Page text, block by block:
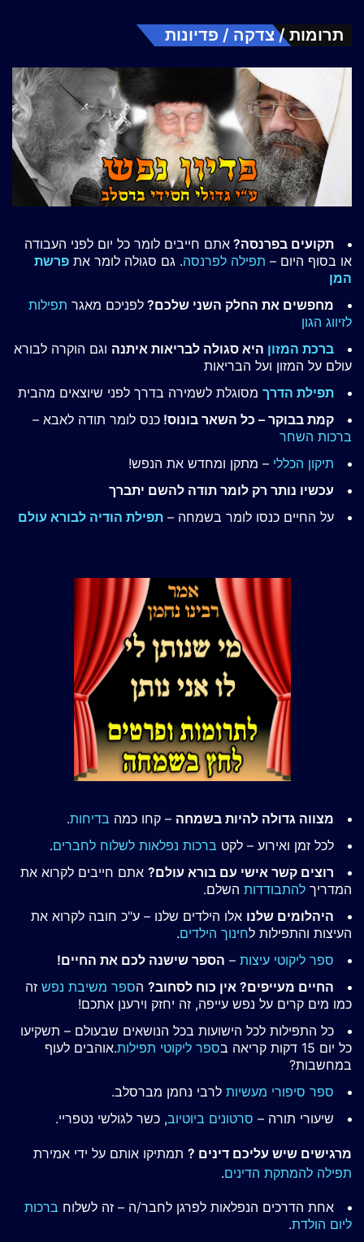
תרומות / צדקה / פדיונות
תקועים בפרנסה? אתם חייבים לומר כל יום לפני העבודה
או בסוף היום – תפילה לפרנסה. גם סגולה לומר את פרשת
המן
מחפשים את החלק השני שלכם? לפניכם מאגר תפילות
לזיווג הגון
ברכת המזון היא סגולה לבריאות איתנה וגם הוקרה לבורא
עולם על המזון ועל הבריאות
תפילת הדרך מסוגלת לשמירה בדרך לפני שיוצאים מהבית
קמת בבוקר – כל השאר בונוס! כנס לומר תודה לאבא –
ברכות השחר
תיקון הכללי – מתקן ומחדש את הנפש!
עכשיו נותר רק לומר תודה להשם יתברך
על החיים כנסו לומר בשמחה – תפילת הודיה לבורא עולם
מצווה גדולה להיות בשמחה – קחו כמה בדיחות.
לכל זמן ואירוע – לקט ברכות נפלאות לשלוח לחברים.
רוצים קשר אישי עם בורא עולם? אתם חייבים לקרוא את
המדריך להתבודדות השלם.
היהלומים שלנו אלו הילדים שלנו – ע"כ חובה לקרוא את
העיצות והתפילות לחינוך הילדים.
ספר ליקוטי עיצות – הספר שישנה לכם את החיים!
החיים מעייפים? אין כוח לסחוב? הספר משיבת נפש זה
כמו מים קרים על נפש עייפה, זה יחזק וירענן אתכם!
כל התפילות לכל הישועות בכל הנושאים שבעולם – תשקיעו
כל יום 15 דקות קריאה ב
ספר ליקוטי תפילות.אוהבים לעוף
במחשבות?
ספר סיפורי מעשיות לרבי נחמן מברסלב.
שיעורי תורה – סרטונים ביוטיוב, כשר לגולשי נטפריי.
מרגישים שיש עליכם דינים ? תמתיקו אותם על ידי אמירת
תפילה להמתקת הדינים.
אחת הדרכים הנפלאות לפרגן לחבר/ה – זה לשלוח ברכות
ליום הולדת.